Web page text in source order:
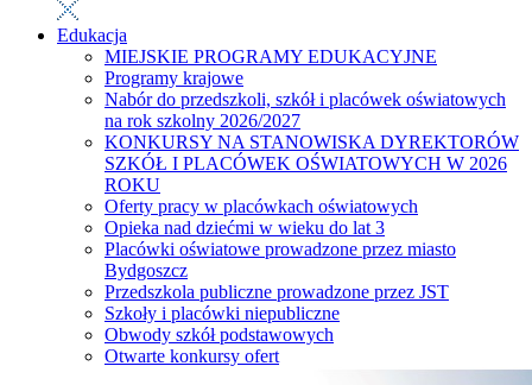
Edukacja
MIEJSKIE PROGRAMY EDUKACYJNE
Programy krajowe
Nabór do przedszkoli, szkół i placówek oświatowych
na rok szkolny 2026/2027
KONKURSY NA STANOWISKA DYREKTORÓW
SZKÓŁ I PLACÓWEK OŚWIATOWYCH W 2026
ROKU
Oferty pracy w placówkach oświatowych
Opieka nad dziećmi w wieku do lat 3
Placówki oświatowe prowadzone przez miasto
Bydgoszcz
Przedszkola publiczne prowadzone przez JST
Szkoły i placówki niepubliczne
Obwody szkół podstawowych
Otwarte konkursy ofert